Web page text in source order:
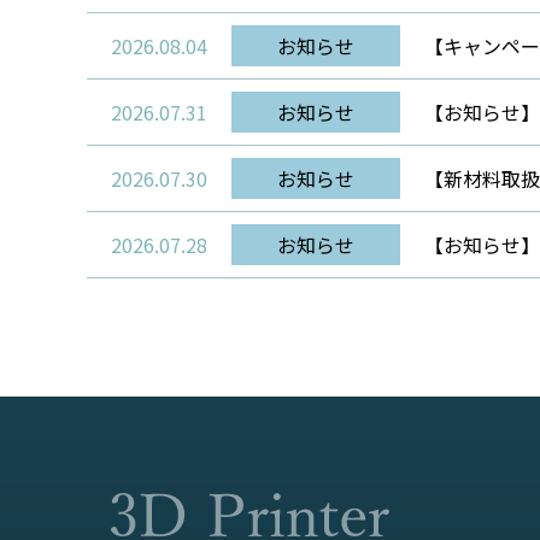
2026.08.04 お知らせ 【キャンペ
2026.07.31 お知らせ 【お知らせ
2026.07.30 お知らせ 【新材料取
2026.07.28 お知らせ 【お知らせ